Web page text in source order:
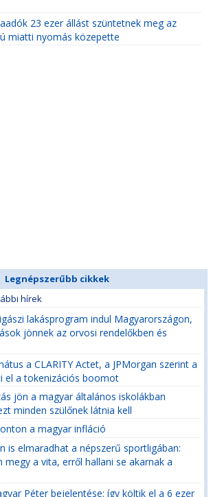
23 ezer állást szüntetnek meg az
miatti nyomás közepette
Legnépszerűbb cikkek
hírek
lakásprogram indul Magyarországon,
jönnek az orvosi rendelőkben és
a CLARITY Actet, a JPMorgan szerint a
el a tokenizációs boomot
jön a magyar általános iskolákban
minden szülőnek látnia kell
a magyar infláció
is elmaradhat a népszerű sportligában:
megy a vita, erről hallani se akarnak a
Péter bejelentése: így költik el a 6 ezer